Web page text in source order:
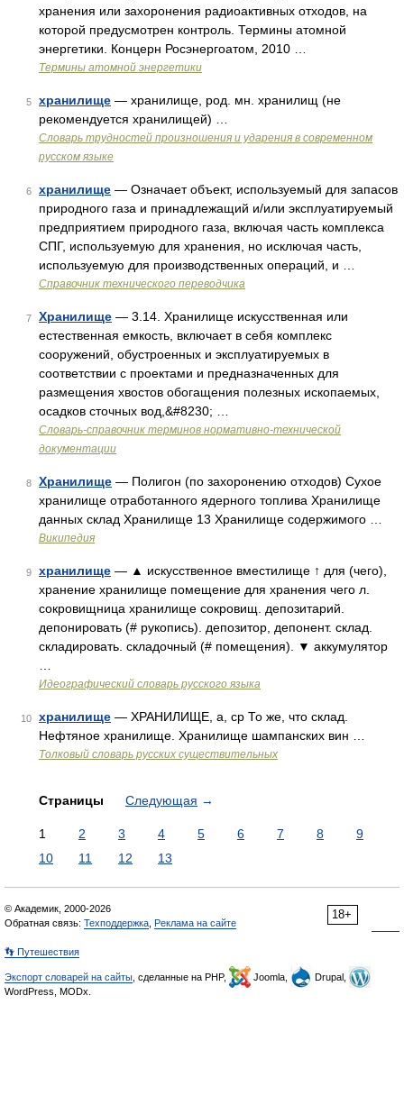
хранения или захоронения радиоактивных отходов, на
которой предусмотрен контроль. Термины атомной
энергетики. Концерн Росэнергоатом, 2010 …
Термины атомной энергетики
5 хранилище — хранилище, род. мн. хранилищ (не
рекомендуется хранилищей) …
Словарь трудностей произношения и ударения в современном
русском языке
6 хранилище — Означает объект, используемый для запасов
природного газа и принадлежащий и/или эксплуатируемый
предприятием природного газа, включая часть комплекса
СПГ, используемую для хранения, но исключая часть,
используемую для производственных операций, и …
Справочник технического переводчика
7 Хранилище — 3.14. Хранилище искусственная или
естественная емкость, включает в себя комплекс
сооружений, обустроенных и эксплуатируемых в
соответствии с проектами и предназначенных для
размещения хвостов обогащения полезных ископаемых,
осадков сточных вод,&#8230; …
Словарь-справочник терминов нормативно-технической
документации
8 Хранилище — Полигон (по захоронению отходов) Сухое
хранилище отработанного ядерного топлива Хранилище
данных склад Хранилище 13 Хранилище содержимого …
Википедия
9 хранилище — ▲ искусственное вместилище ↑ для (чего),
хранение хранилище помещение для хранения чего л.
сокровищница хранилище сокровищ. депозитарий.
депонировать (# рукопись). депозитор, депонент. склад.
складировать. складочный (# помещения). ▼ аккумулятор
Идеографический словарь русского языка
10 хранилище — ХРАНИЛИЩЕ, а, ср То же, что склад.
Нефтяное хранилище. Хранилище шампанских вин …
Толковый словарь русских существительных
Страницы Следующая →
1 2 3 4 5 6 7 8
9
10
11 12 13
18+
© Академик, 2000-2026
Обратная связь: Техподдержка Реклама на сайте
👣 Путешествия
Экспорт словарей на сайты , сделанные на PHP, Joomla,
Drupal,
WordPress, MODx.